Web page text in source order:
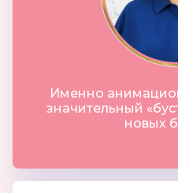
Именно
значительный
новых